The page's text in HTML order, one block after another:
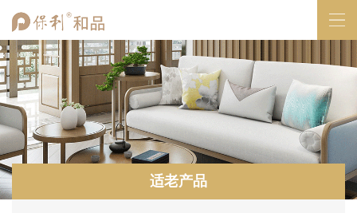
适老产品